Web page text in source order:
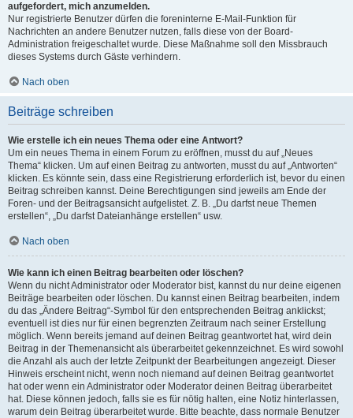
aufgefordert, mich anzumelden.
Nur registrierte Benutzer dürfen die foreninterne E-Mail-Funktion für
Nachrichten an andere Benutzer nutzen, falls diese von der Board-
Administration freigeschaltet wurde. Diese Maßnahme soll den Missbrauch
dieses Systems durch Gäste verhindern.
Nach oben
Beiträge schreiben
Wie erstelle ich ein neues Thema oder eine Antwort?
Um ein neues Thema in einem Forum zu eröffnen, musst du auf „Neues
Thema“ klicken. Um auf einen Beitrag zu antworten, musst du auf „Antworten“
klicken. Es könnte sein, dass eine Registrierung erforderlich ist, bevor du einen
Beitrag schreiben kannst. Deine Berechtigungen sind jeweils am Ende der
Foren- und der Beitragsansicht aufgelistet. Z. B. „Du darfst neue Themen
erstellen“, „Du darfst Dateianhänge erstellen“ usw.
Nach oben
Wie kann ich einen Beitrag bearbeiten oder löschen?
Wenn du nicht Administrator oder Moderator bist, kannst du nur deine eigenen
Beiträge bearbeiten oder löschen. Du kannst einen Beitrag bearbeiten, indem
du das „Ändere Beitrag“-Symbol für den entsprechenden Beitrag anklickst;
eventuell ist dies nur für einen begrenzten Zeitraum nach seiner Erstellung
möglich. Wenn bereits jemand auf deinen Beitrag geantwortet hat, wird dein
Beitrag in der Themenansicht als überarbeitet gekennzeichnet. Es wird sowohl
die Anzahl als auch der letzte Zeitpunkt der Bearbeitungen angezeigt. Dieser
Hinweis erscheint nicht, wenn noch niemand auf deinen Beitrag geantwortet
hat oder wenn ein Administrator oder Moderator deinen Beitrag überarbeitet
hat. Diese können jedoch, falls sie es für nötig halten, eine Notiz hinterlassen,
warum dein Beitrag überarbeitet wurde. Bitte beachte, dass normale Benutzer